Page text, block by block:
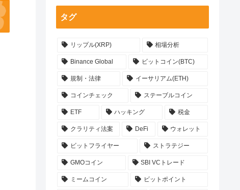
タグ
リップル(XRP) 相場分析
Binance Global ビットコイン(BTC)
規制・法律 イーサリアム(ETH)
コインチェック ステーブルコイン
ETF ハッキング 税金
クラリティ法案 DeFi ウォレット
ビットフライヤー ストラテジー
GMOコイン SBI VCトレード
ミームコイン ビットポイント